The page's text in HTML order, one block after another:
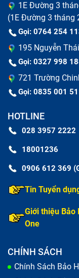
rơi đập.
Vỏ máy bị biến
Nguyên nhân
Bạn muốn
7359-C3I7115
Thay vỏ
C3I7115
1E Đường 3
(1E Đường 3 tháng
Gọi: 0764 254
195 Nguyễn
Gọi: 0327 998
721 Trường
Gọi: 0835 001
HOTLINE
028 3957 2222
18001236
0906 612 369
Tin Tuyển
Giới thiệu Bảo
One
CHÍNH SÁCH
Chính Sách Bảo